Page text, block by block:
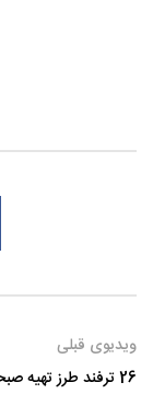
ویدیوی قبلی
26 ترفند طرز تهیه صبحانه برای خانواده